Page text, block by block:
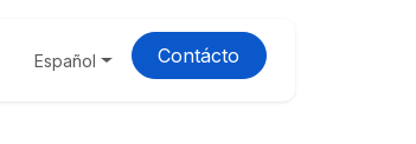
Español Contácto